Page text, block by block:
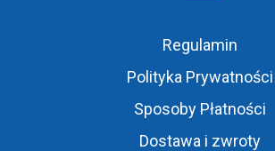
Regulamin
Polityka Prywatności
Sposoby Płatności
Dostawa i zwroty